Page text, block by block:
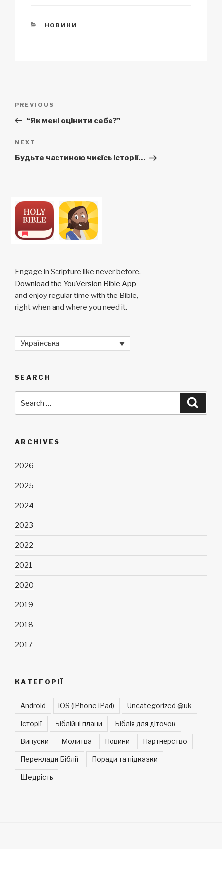
CATEGORIES
НОВИНИ
Previous
Post
PREVIOUS
“Як мені оцінити себе?”
Next
Post
NEXT
Будьте частиною чиєїсь історії…
Engage in Scripture like never before.
Download the YouVersion Bible App
and enjoy regular time with the Bible,
right when and where you need it.
Українська
SEARCH
ARCHIVES
2026
2025
2024
2023
2022
2021
2020
2019
2018
2017
КАТЕГОРІЇ
Android iOS (iPhone iPad) Uncategorized @uk
Історії Біблійні плани Біблія для діточок
Випуски Молитва Новини Партнерство
Переклади Біблії Поради та підказки
Щедрість